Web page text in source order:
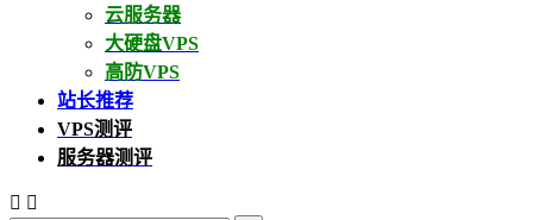
云服务器
大硬盘VPS
高防VPS
站长推荐
VPS测评
服务器测评
 